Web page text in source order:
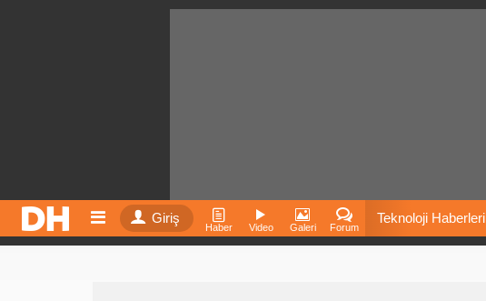
Giriş
Haber Video Galeri Forum
Teknoloji Haberleri